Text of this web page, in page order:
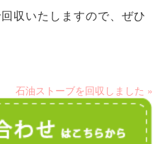
収いたしますので、ぜひ
石油ストーブを回収しました »